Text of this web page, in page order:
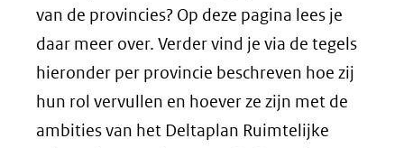
van de provincies? Op deze pagina lees je
daar meer over. Verder vind je via de tegels
hieronder per provincie beschreven hoe zij
hun rol vervullen en hoever ze zijn met de
ambities van het Deltaplan Ruimtelijke